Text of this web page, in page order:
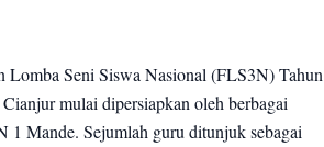
Lomba Seni Siswa Nasional (FLS3N) Tahun
mulai dipersiapkan oleh berbagai
1 Mande. Sejumlah guru ditunjuk sebagai